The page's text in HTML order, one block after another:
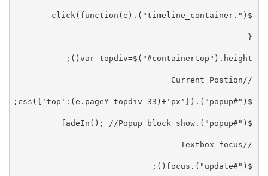
$(".timeline_container").click(function(e)
//Current Postion
$("#popup").css({'top':(e.pageY-topdiv-33)+'px'});
$("#popup").fadeIn(); //Popup block show
//Textbox focus